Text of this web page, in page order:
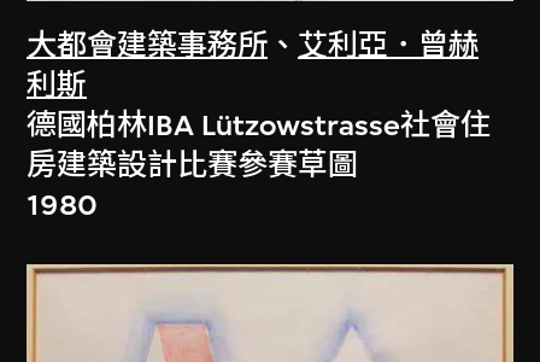
大都會建築事務所 、 艾利亞．曾赫
利斯
德國柏林IBA Lützowstrasse社會住
房建築設計比賽參賽草圖
1980